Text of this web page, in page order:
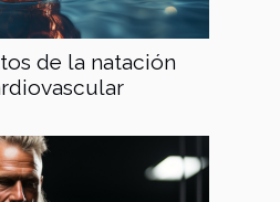
de la natación